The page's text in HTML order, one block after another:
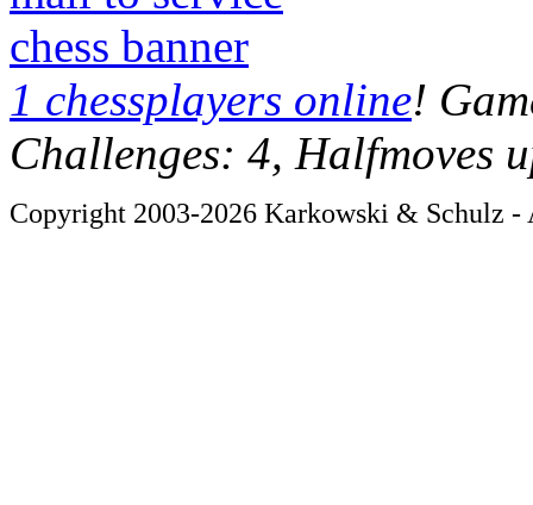
chess banner
1 chessplayers online!
Challenges: 4, Halfmoves
Copyright 2003-2026 Karkowski & Schulz